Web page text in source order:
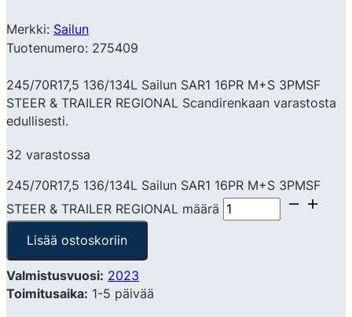
Merkki: Sailun
Tuotenumero: 275409
245/70R17,5 136/134L Sailun SAR1 16PR M+S 3PMSF
STEER & TRAILER REGIONAL Scandirenkaan varastosta
edullisesti.
32 varastossa
245/70R17,5 136/134L Sailun SAR1 16PR M+S 3PMSF
STEER & TRAILER REGIONAL määrä
Lisää ostoskoriin
Valmistusvuosi: 2023
Toimitusaika: 1-5 päivää